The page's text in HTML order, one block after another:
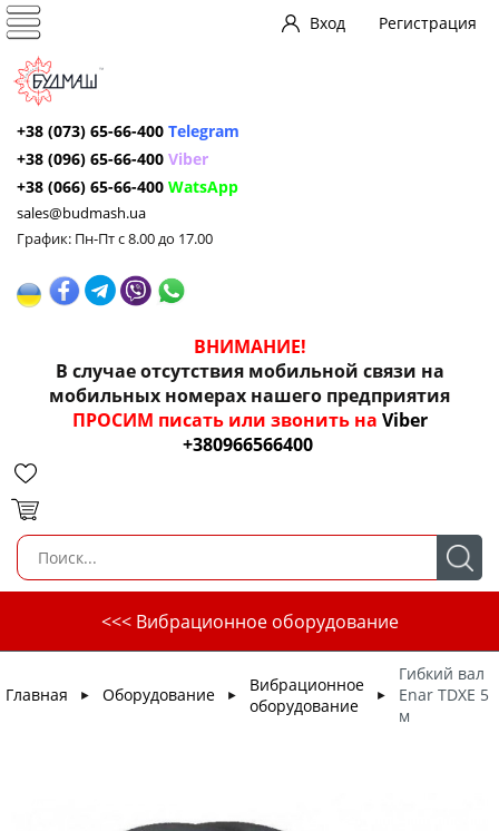
Вход Регистрация
+38 (073) 65-66-400 Telegram
+38 (096) 65-66-400 Viber
+38 (066) 65-66-400 WatsApp
sales@budmash.ua
График: Пн-Пт с 8.00 до 17.00
ВНИМАНИЕ!
В случае отсутствия мобильной связи на
мобильных номерах нашего предприятия
ПРОСИМ писать или звонить на Viber
+380966566400
<<< Вибрационное оборудование
Главная ► Оборудование ►
Вибрационное
оборудование
►
Гибкий вал
Enar TDXE 5
м